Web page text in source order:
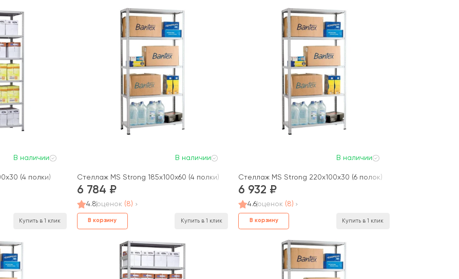
В наличии
(4 полки)
Купить в 1 клик
В наличии
Стеллаж MS Strong 185x100x60 (4 полки)
6 784
4.8оценок (8)
В корзину Купить в 1 клик
В наличии
Стеллаж MS Strong 220x100x30 (6 полок)
6 932
4.6оценок (8)
В корзину Купить в 1 клик